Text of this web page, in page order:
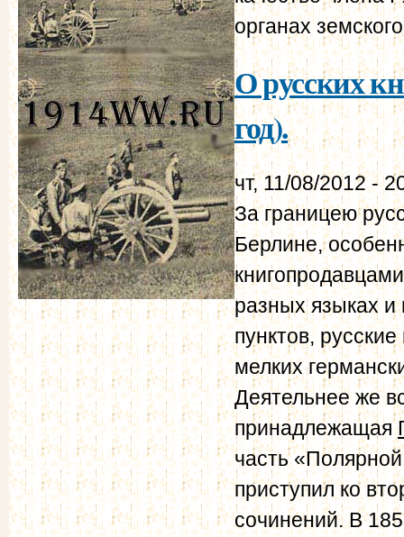
органах
О русских
год).
чт, 11/08/2012 -
За границею
Берлине,
разных языках
пунктов,
мелких
Деятельнее же
принадлежащая
часть
приступил ко
сочинений. В